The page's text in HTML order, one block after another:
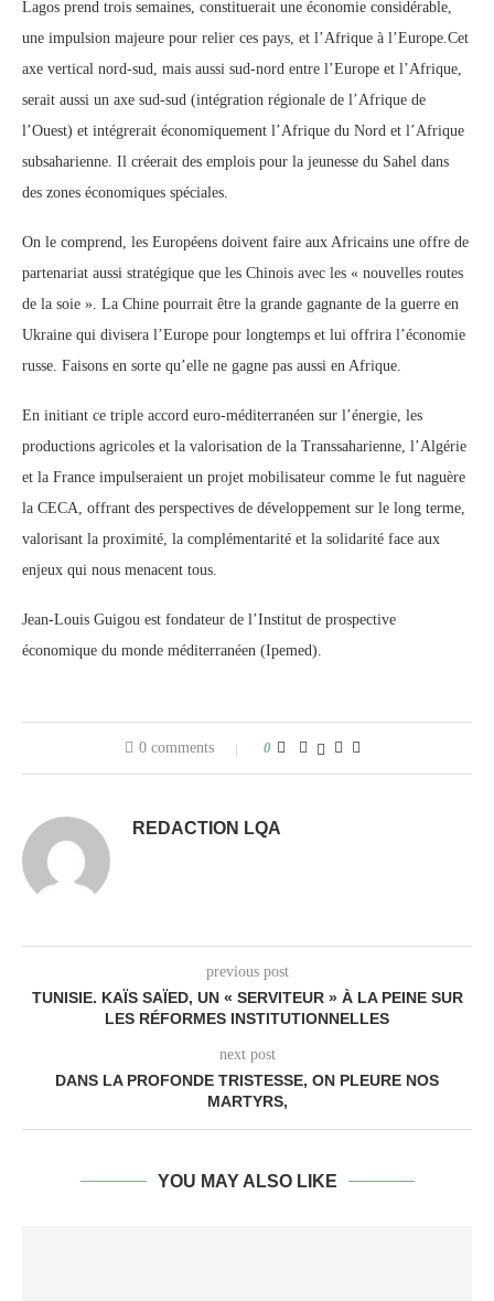
Lagos prend trois semaines, constituerait une économie considérable,
une impulsion majeure pour relier ces pays, et l’Afrique à l’Europe.Cet
axe vertical nord-sud, mais aussi sud-nord entre l’Europe et l’Afrique,
serait aussi un axe sud-sud (intégration régionale de l’Afrique de
l’Ouest) et intégrerait économiquement l’Afrique du Nord et l’Afrique
subsaharienne. Il créerait des emplois pour la jeunesse du Sahel dans
des zones économiques spéciales.
On le comprend, les Européens doivent faire aux Africains une offre de
partenariat aussi stratégique que les Chinois avec les « nouvelles routes
de la soie ». La Chine pourrait être la grande gagnante de la guerre en
Ukraine qui divisera l’Europe pour longtemps et lui offrira l’économie
russe. Faisons en sorte qu’elle ne gagne pas aussi en Afrique.
En initiant ce triple accord euro-méditerranéen sur l’énergie, les
productions agricoles et la valorisation de la Transsaharienne, l’Algérie
et la France impulseraient un projet mobilisateur comme le fut naguère
la CECA, offrant des perspectives de développement sur le long terme,
valorisant la proximité, la complémentarité et la solidarité face aux
enjeux qui nous menacent tous.
Jean-Louis Guigou est fondateur de l’Institut de prospective
économique du monde méditerranéen (Ipemed).
0 comments 0
REDACTION LQA
previous post
TUNISIE. KAÏS SAÏED, UN « SERVITEUR » À LA PEINE SUR
LES RÉFORMES INSTITUTIONNELLES
next post
DANS LA PROFONDE TRISTESSE, ON PLEURE NOS
MARTYRS,
YOU MAY ALSO LIKE